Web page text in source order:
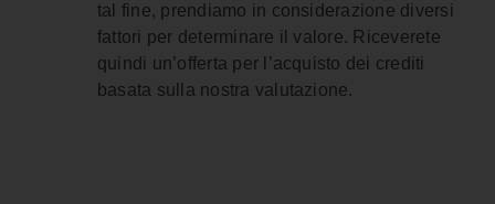
tal fine, prendiamo in considerazione diversi
fattori per determinare il valore. Riceverete
quindi un’offerta per l’acquisto dei crediti
basata sulla nostra valutazione.